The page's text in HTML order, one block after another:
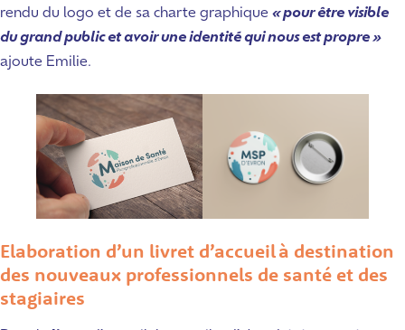
rendu du logo et de sa charte graphique « pour être visible
du grand public et avoir une identité qui nous est propre »
ajoute Emilie.
Elaboration d’un livret d’accueil à destination
des nouveaux professionnels de santé et des
stagiaires